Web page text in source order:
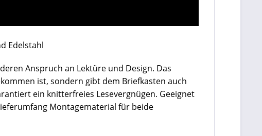
Edelstahl
Anspruch an Lektüre und Design. Das
ist, sondern gibt dem Briefkasten auch
ein knitterfreies Lesevergnügen. Geeignet
Montagematerial für beide